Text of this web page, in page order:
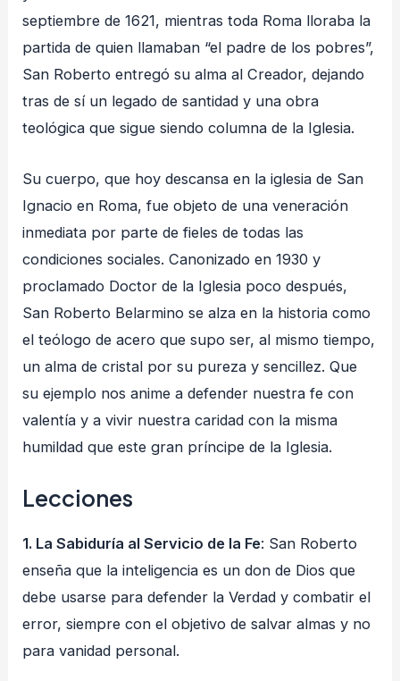
septiembre de 1621, mientras toda Roma lloraba la
partida de quien llamaban “el padre de los pobres”,
San Roberto entregó su alma al Creador, dejando
tras de sí un legado de santidad y una obra
teológica que sigue siendo columna de la Iglesia.
Su cuerpo, que hoy descansa en la iglesia de San
Ignacio en Roma, fue objeto de una veneración
inmediata por parte de fieles de todas las
condiciones sociales. Canonizado en 1930 y
proclamado Doctor de la Iglesia poco después,
San Roberto Belarmino se alza en la historia como
el teólogo de acero que supo ser, al mismo tiempo,
un alma de cristal por su pureza y sencillez. Que
su ejemplo nos anime a defender nuestra fe con
valentía y a vivir nuestra caridad con la misma
humildad que este gran príncipe de la Iglesia.
Lecciones
1. La Sabiduría al Servicio de la Fe: San Roberto
enseña que la inteligencia es un don de Dios que
debe usarse para defender la Verdad y combatir el
error, siempre con el objetivo de salvar almas y no
para vanidad personal.